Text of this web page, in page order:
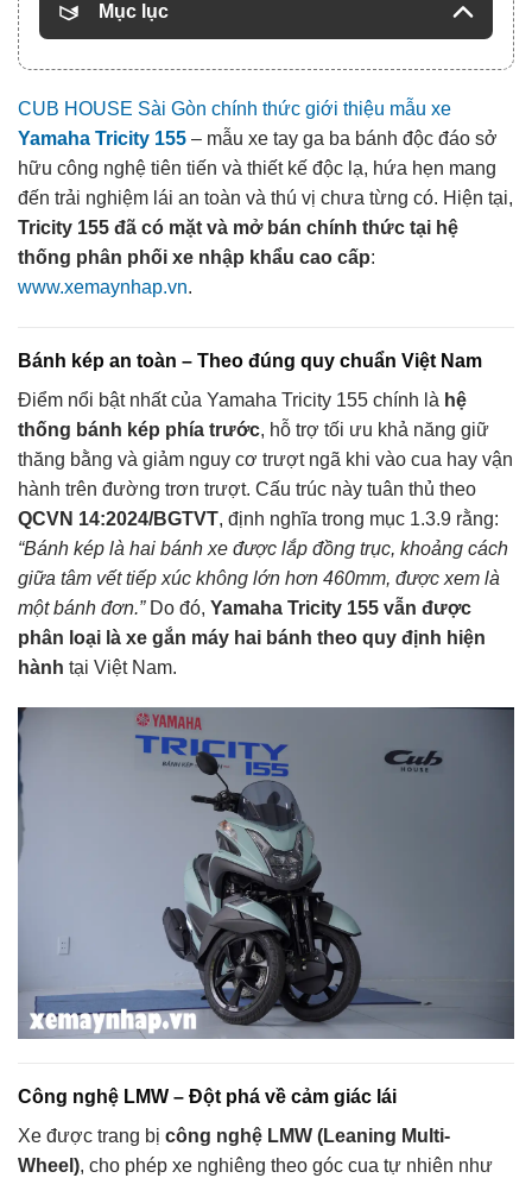
Mục lục
CUB HOUSE Sài Gòn chính thức giới thiệu mẫu xe
Yamaha Tricity 155 – mẫu xe tay ga ba bánh độc đáo sở
hữu công nghệ tiên tiến và thiết kế độc lạ, hứa hẹn mang
đến trải nghiệm lái an toàn và thú vị chưa từng có. Hiện tại,
Tricity 155 đã có mặt và mở bán chính thức tại hệ
thống phân phối xe nhập khẩu cao cấp:
www.xemaynhap.vn.
Bánh kép an toàn – Theo đúng quy chuẩn Việt Nam
Điểm nổi bật nhất của Yamaha Tricity 155 chính là hệ
thống bánh kép phía trước, hỗ trợ tối ưu khả năng giữ
thăng bằng và giảm nguy cơ trượt ngã khi vào cua hay vận
hành trên đường trơn trượt. Cấu trúc này tuân thủ theo
QCVN 14:2024/BGTVT, định nghĩa trong mục 1.3.9 rằng:
“Bánh kép là hai bánh xe được lắp đồng trục, khoảng cách
giữa tâm vết tiếp xúc không lớn hơn 460mm, được xem là
một bánh đơn.”Do đó, Yamaha Tricity 155 vẫn được
phân loại là xe gắn máy hai bánh theo quy định hiện
hành tại Việt Nam.
Công nghệ LMW – Đột phá về cảm giác lái
Xe được trang bị công nghệ LMW (Leaning Multi-
Wheel), cho phép xe nghiêng theo góc cua tự nhiên như